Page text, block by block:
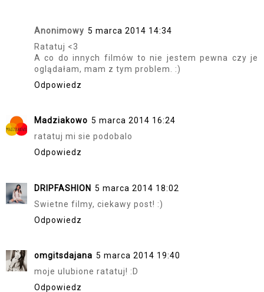
Anonimowy 5 marca 2014 14:34
Ratatuj <3
A co do innych filmów to nie jestem pewna czy je
oglądałam, mam z tym problem. :)
Odpowiedz
Madziakowo 5 marca 2014 16:24
ratatuj mi sie podobalo
Odpowiedz
DRIPFASHION 5 marca 2014 18:02
Swietne filmy, ciekawy post! :)
Odpowiedz
omgitsdajana 5 marca 2014 19:40
moje ulubione ratatuj! :D
Odpowiedz